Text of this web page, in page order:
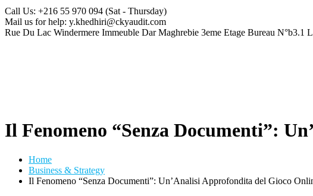
Call Us: +216 55 970 094 (Sat - Thursday)
Mail us for help: y.khedhiri@ckyaudit.com
Rue Du Lac Windermere Immeuble Dar Maghrebie 3eme Etage Bureau N°b3.1
Il Fenomeno “Senza Documenti”:
Home
Business & Strategy
Il Fenomeno “Senza Documenti”: Un’Analisi Approfondita del Gioco